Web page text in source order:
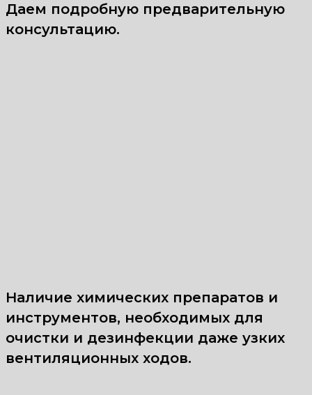
Даем подробную предварительную
консультацию.
Наличие химических препаратов и
инструментов, необходимых для
очистки и дезинфекции даже узких
вентиляционных ходов.